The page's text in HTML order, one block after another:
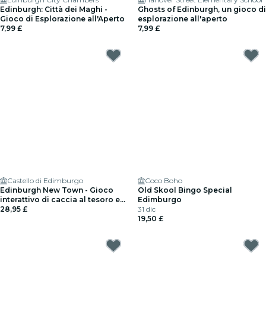
Edinburgh: Città dei Maghi -
Gioco di Esplorazione all'Aperto
7,99 £
Ghosts of Edinburgh, un gioco di
esplorazione all'aperto
7,99 £
Castello di Edimburgo
Edinburgh New Town - Gioco
interattivo di caccia al tesoro e
esplorazione per un massimo di
28,95 £
Coco Boho
Old Skool Bingo Special
Edimburgo
31 dic
19,50 £